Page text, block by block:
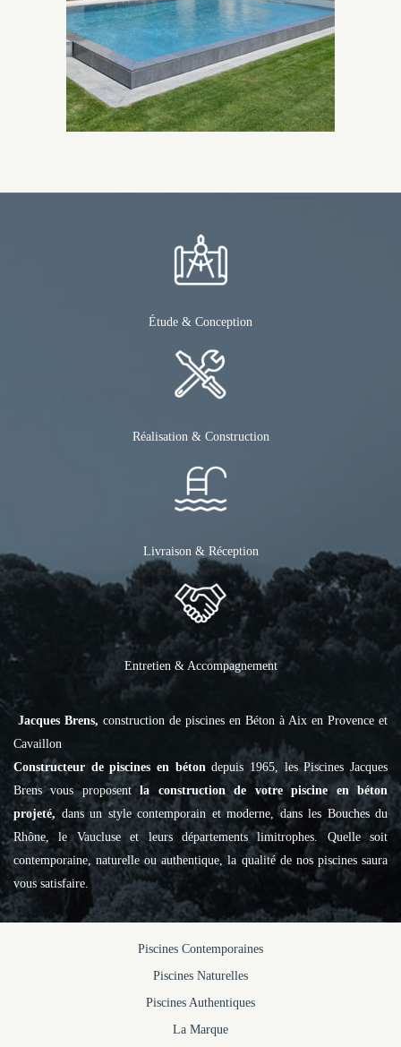
Étude & Conception
Réalisation & Construction
Livraison & Réception
Entretien & Accompagnement
Jacques Brens, construction de piscines en Béton à Aix en Provence et
Cavaillon
Constructeur de piscines en bétondepuis 1965, les Piscines Jacques
Brens vous proposentla construction de votre piscine en béton
projeté, dans un style contemporain et moderne, dans les Bouches du
Rhône, le Vaucluse et leurs départements limitrophes. Quelle soit
contemporaine, naturelle ou authentique, la qualité de nos piscines saura
vous satisfaire.
Piscines Contemporaines
Piscines Naturelles
Piscines Authentiques
La Marque